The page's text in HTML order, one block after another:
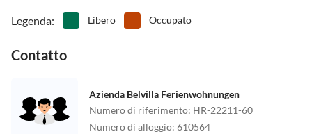
Legenda: Libero Occupato
Contatto
Azienda Belvilla Ferienwohnungen
Numero di riferimento: HR-22211-60
Numero di alloggio: 610564